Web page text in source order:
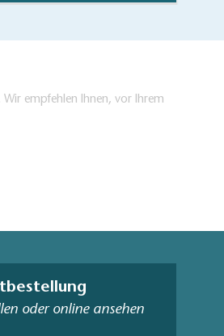
empfehlen Ihnen, vor Ihrem
oder online ansehen